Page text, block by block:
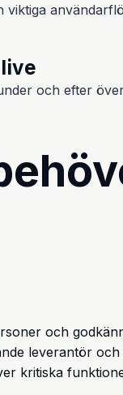
viktiga
och efter
och
leverantör
kritiska